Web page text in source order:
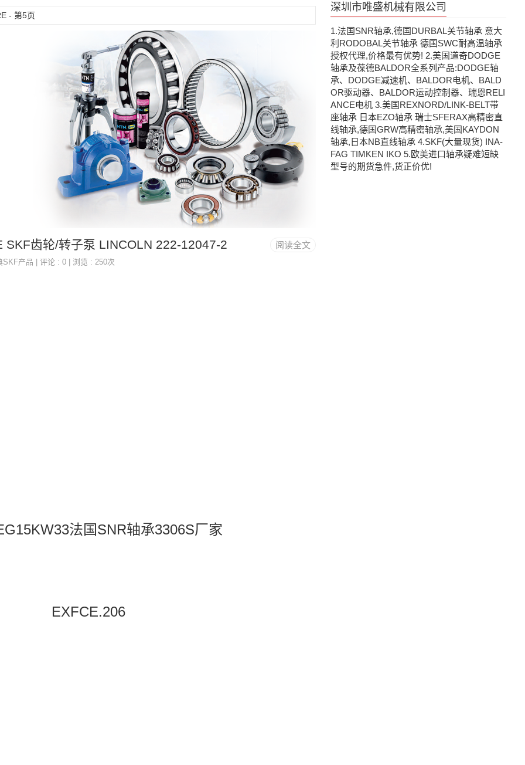
- 第5页
阅读全文
SKF齿轮/转子泵 LINCOLN 222-12047-2
SKF产品 | 评论 : 0 | 浏览 : 250次
法国SNR轴承3306S厂家
EXFCE.206
深圳市唯盛机械有限公司
1.法国SNR轴承,德国DURBAL关节轴承 意大
利RODOBAL关节轴承 德国SWC耐高温轴承
授权代理,价格最有优势! 2.美国道奇DODGE
轴承及葆德BALDOR全系列产品:DODGE轴
承、DODGE减速机、BALDOR电机、BALD
OR驱动器、BALDOR运动控制器、瑞恩RELI
ANCE电机 3.美国REXNORD/LINK-BELT带
座轴承 日本EZO轴承 瑞士SFERAX高精密直
线轴承,德国GRW高精密轴承,美国KAYDON
轴承,日本NB直线轴承 4.SKF(大量现货) INA-
FAG TIMKEN IKO 5.欧美进口轴承疑难短缺
型号的期货急件,货正价优!